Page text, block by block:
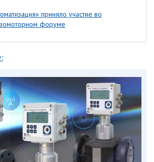
приняло участие во
форуме